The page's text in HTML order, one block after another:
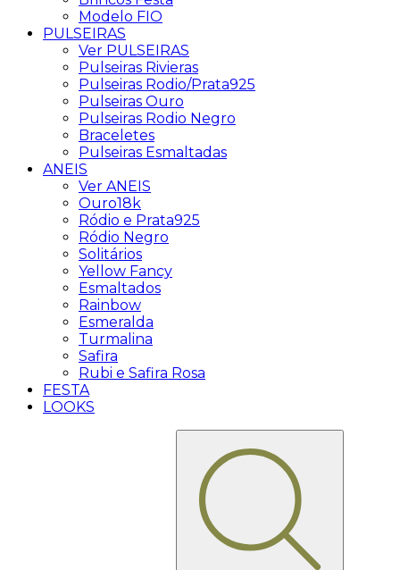
Modelo FIO
PULSEIRAS
Ver PULSEIRAS
Pulseiras Rivieras
Pulseiras Rodio/Prata925
Pulseiras Ouro
Pulseiras Rodio Negro
Braceletes
Pulseiras Esmaltadas
ANEIS
Ver ANEIS
Ouro18k
Ródio e Prata925
Ródio Negro
Solitários
Yellow Fancy
Esmaltados
Rainbow
Esmeralda
Turmalina
Safira
Rubi e Safira Rosa
FESTA
LOOKS